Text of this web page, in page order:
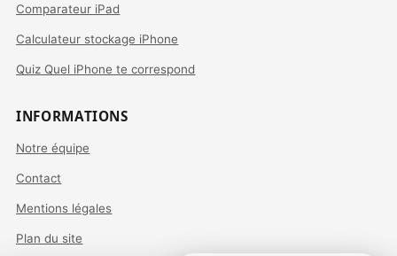
Comparateur iPad
Calculateur stockage iPhone
Quiz Quel iPhone te correspond
INFORMATIONS
Notre équipe
Contact
Mentions légales
Plan du site